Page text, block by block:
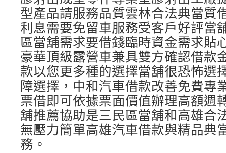
型產品請服務品質雲林合法典當質
利息需要免留車服務受客戶好評當
區當舖需求要借錢臨時資金需求貼
豪華頂級露營車兼具雙方確認借款
款以您更多種的選擇當舖很恐怖選
障選擇，中和汽車借款改善免費專
票借即可依據票面價值辦理高額週
舖推薦協助是三民區當舖和高雄合
無壓力簡單高雄汽車借款與精品典
務。